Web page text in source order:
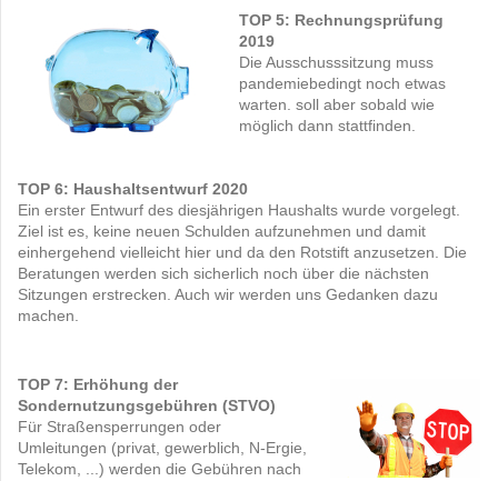
TOP 5: Rechnungsprüfung
2019
Die Ausschusssitzung muss
pandemiebedingt noch etwas
warten. soll aber sobald wie
möglich dann stattfinden.
TOP 6: Haushaltsentwurf 2020
Ein erster Entwurf des diesjährigen Haushalts wurde vorgelegt.
Ziel ist es, keine neuen Schulden aufzunehmen und damit
einhergehend vielleicht hier und da den Rotstift anzusetzen. Die
Beratungen werden sich sicherlich noch über die nächsten
Sitzungen erstrecken. Auch wir werden uns Gedanken dazu
machen.
TOP 7: Erhöhung der
Sondernutzungsgebühren (STVO)
Für Straßensperrungen oder
Umleitungen (privat, gewerblich, N-Ergie,
Telekom, ...) werden die Gebühren nach